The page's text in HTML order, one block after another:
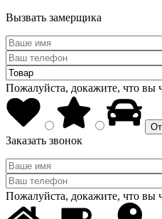
Вызвать замерщика
Пожалуйста, докажите, что вы
Заказать звонок
Пожалуйста, докажите, что вы